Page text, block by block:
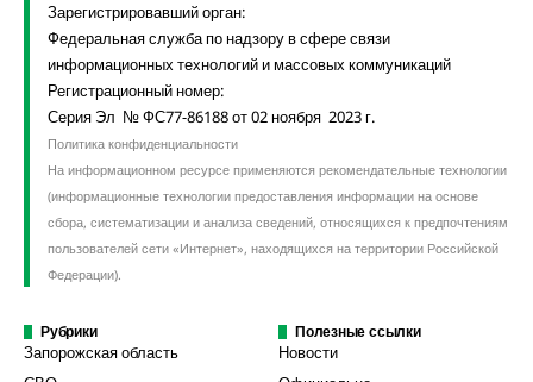
Зарегистрировавший орган:
Федеральная служба по надзору в сфере связи
информационных технологий и массовых коммуникаций
Регистрационный номер:
Серия Эл № ФС77-86188 от 02 ноября 2023 г.
Политика конфиденциальности
На информационном ресурсе применяются рекомендательные технологии
(информационные технологии предоставления информации на основе
сбора, систематизации и анализа сведений, относящихся к предпочтениям
пользователей сети «Интернет», находящихся на территории Российской
Федерации).
Рубрики
Запорожская область
Полезные ссылки
Новости